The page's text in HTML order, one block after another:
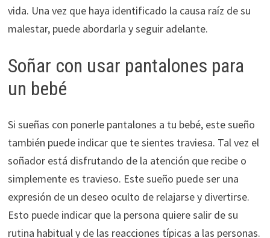
vida. Una vez que haya identificado la causa raíz de su
malestar, puede abordarla y seguir adelante.
Soñar con usar pantalones para
un bebé
Si sueñas con ponerle pantalones a tu bebé, este sueño
también puede indicar que te sientes traviesa. Tal vez el
soñador está disfrutando de la atención que recibe o
simplemente es travieso. Este sueño puede ser una
expresión de un deseo oculto de relajarse y divertirse.
Esto puede indicar que la persona quiere salir de su
rutina habitual y de las reacciones típicas a las personas.